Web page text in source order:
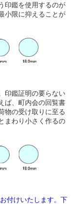
印鑑を使用するのが
小限に抑えることが
印鑑証明の要らない
ば、町内会の回覧書
物の受け取りに至る
まわり小さく作るの
付けいたします。下